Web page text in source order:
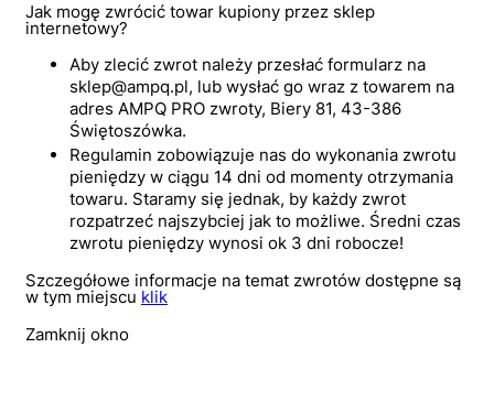
Jak mogę zwrócić towar kupiony przez sklep
internetowy?
Aby zlecić zwrot należy przesłać formularz na
sklep@ampq.pl, lub wysłać go wraz z towarem na
adres AMPQ PRO zwroty, Biery 81, 43-386
Świętoszówka.
Regulamin zobowiązuje nas do wykonania zwrotu
pieniędzy w ciągu 14 dni od momenty otrzymania
towaru. Staramy się jednak, by każdy zwrot
rozpatrzeć najszybciej jak to możliwe. Średni czas
zwrotu pieniędzy wynosi ok 3 dni robocze!
Szczegółowe informacje na temat zwrotów dostępne są
w tym miejscu klik
Zamknij okno